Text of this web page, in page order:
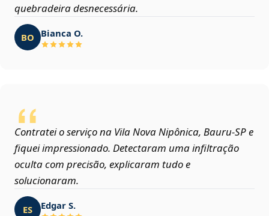
quebradeira desnecessária.
BO Bianca O.
Contratei o serviço na Vila Nova Nipônica, Bauru‑SP e
fiquei impressionado. Detectaram uma infiltração
oculta com precisão, explicaram tudo e
solucionaram.
ES Edgar S.